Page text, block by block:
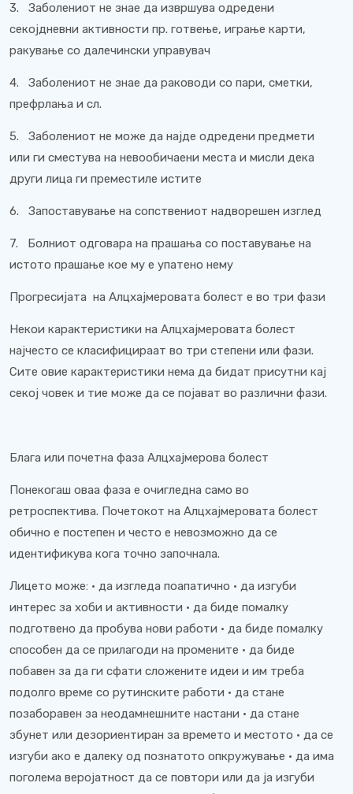
3. Заболениот не знае да извршува одредени
секојдневни активности пр. готвење, играње карти,
ракување со далечински управувач
4. Заболениот не знае да раководи со пари, сметки,
префрлања и сл.
5. Заболениот не може да најде одредени предмети
или ги сместува на невообичаени места и мисли дека
други лица ги преместиле истите
6. Запоставување на сопствениот надворешен изглед
7. Болниот одговара на прашања со поставување на
истото прашање кое му е упатено нему
Прогресијата на Алцхајмеровата болест е во три фази
Некои карактеристики на Алцхајмеровата болест
најчесто се класифицираат во три степени или фази.
Сите овие карактеристики нема да бидат присутни кај
секој човек и тие може да се појават во различни фази.
Блага или почетна фаза Алцхајмерова болест
Понекогаш оваа фаза е очигледна само во
ретроспектива. Почетокот на Алцхајмеровата болест
обично е постепен и често е невозможно да се
идентификува кога точно започнала.
Лицето може: • да изгледа поапатично • да изгуби
интерес за хоби и активности • да биде помалку
подготвено да пробува нови работи • да биде помалку
способен да се прилагоди на промените • да биде
побавен за да ги сфати сложените идеи и им треба
подолго време со рутинските работи • да стане
позаборавен за неодамнешните настани • да стане
збунет или дезориентиран за времето и местото • да се
изгуби ако е далеку од познатото опкружување • да има
поголема веројатност да се повтори или да ја изгуби